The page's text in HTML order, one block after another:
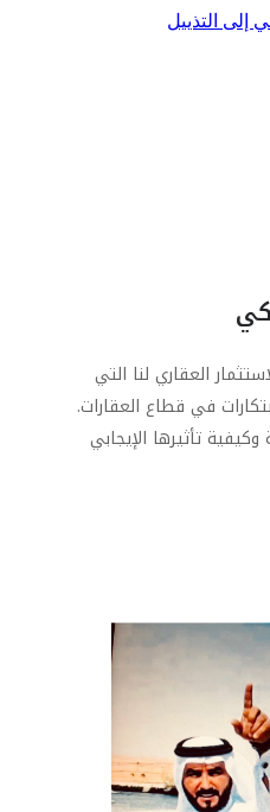
إلى التذييل
العقاري لنا التي
في قطاع العقارات.
تأثيرها الإيجابي